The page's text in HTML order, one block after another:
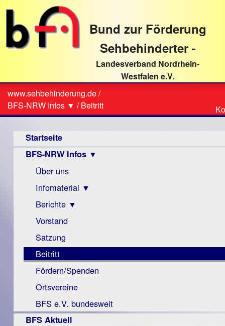
direkt
Textinhalt
Bund zur Förderung
Sehbehinderter -
Landesverband Nordrhein-
Westfalen e.V.
Sie
sind
hier
www.sehbehinderung.de/
BFS-NRW Infos ▼ /Beitritt
Startseite
BFS-NRW Infos ▼
Über uns
Infomaterial ▼
Visus
Zeitschrift
Monokular
Mac
Instagram-
Links
Berichte ▼
Archiv
Berichte
Vorstand
Satzung
Beitritt
Fördern/Spenden
Ortsvereine
BFS e.V. bundesweit
BFS Aktuell